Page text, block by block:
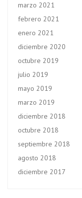
marzo 2021
febrero 2021
enero 2021
diciembre 2020
octubre 2019
julio 2019
mayo 2019
marzo 2019
diciembre 2018
octubre 2018
septiembre 2018
agosto 2018
diciembre 2017